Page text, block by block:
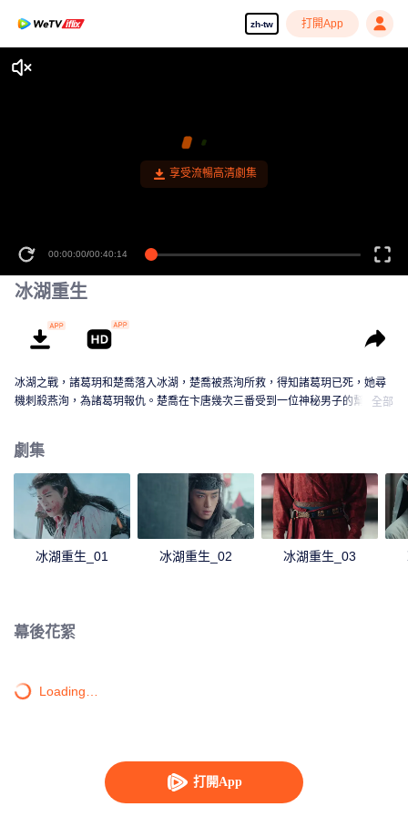
zh-tw 打開App
打開App
享受流暢高清劇集
00:00:00/00:40:14
冰湖重生
冰湖之戰，諸葛玥和楚喬落入冰湖，楚喬被燕洵所救，得知諸葛玥已死，她尋
機刺殺燕洵，為諸葛玥報仇。楚喬在卞唐幾次三番受到一位神秘男子的幫助，
還百姓美好家園？
全部
劇集
冰湖重生_01 冰湖重生_02 冰湖重生_03
幕後花絮
Loading…